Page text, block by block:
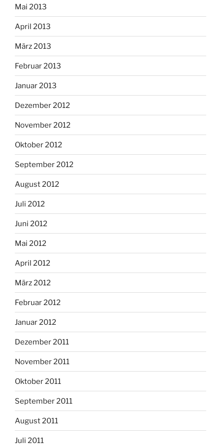
Mai 2013
April 2013
März 2013
Februar 2013
Januar 2013
Dezember 2012
November 2012
Oktober 2012
September 2012
August 2012
Juli 2012
Juni 2012
Mai 2012
April 2012
März 2012
Februar 2012
Januar 2012
Dezember 2011
November 2011
Oktober 2011
September 2011
August 2011
Juli 2011